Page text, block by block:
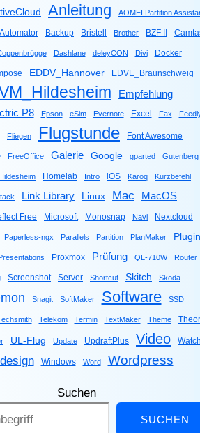
Anleitung AOMEI Partition
Automator Backup Bristell Brother BZF II
Dashlane deleyCON Divi Docker
EDDV_Hannover EDVE_Braunschweig
Empfehlung
P8 Epson eSim Evernote Excel Fax
Fliegen Flugstunde Font Awesome
FreeOffice Galerie Google gparted Gutenberg
Homelab Intro iOS Karoq Kurzbefehl
Link Library Linux Mac MacOS
Free Microsoft Monosnap Navi Nextcloud
Paperless-ngx Parallels Partition PlanMaker Plugin
Proxmox Prüfung QL-710W Router
Screenshot Server Shortcut Skitch Skoda
Snagit SoftMaker Software SSD
Telekom Termin TextMaker Theme
UL-Flug Update UpdraftPlus Video
Windows Word Wordpress
Suchen
SUCHEN